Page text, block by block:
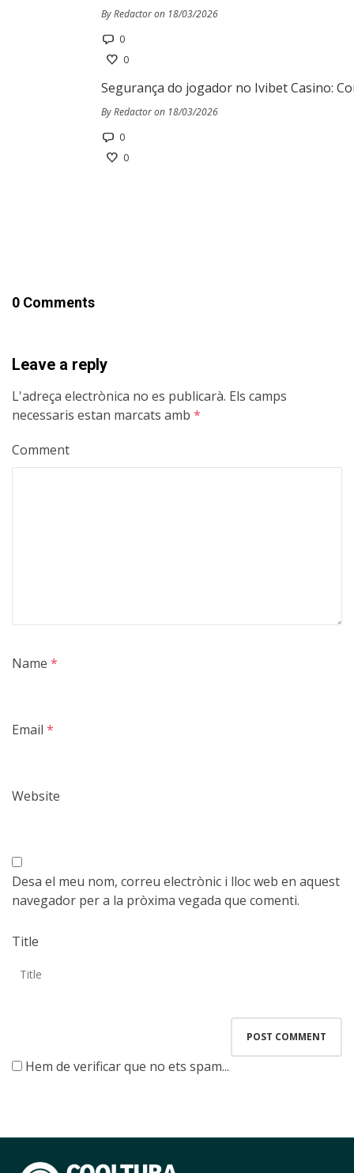
By Redactor on 18/03/2026
0
0
Segurança do jogador no Ivibet Casino:
By Redactor on 18/03/2026
0
0
0 Comments
Leave a reply
L'adreça electrònica no es publicarà. Els camps
necessaris estan marcats amb *
Comment
Name *
Email *
Website
Desa el meu nom, correu electrònic i lloc web en aquest
navegador per a la pròxima vegada que comenti.
Title
Hem de verificar que no ets spam...